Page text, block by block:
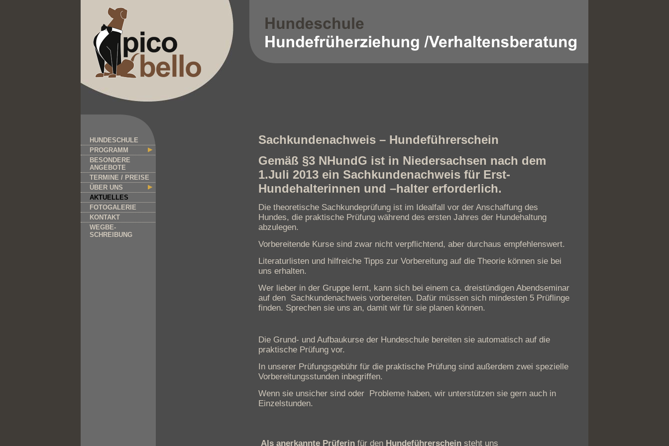
Sachkundenachweis – Hundeführerschein
Gemäß §3 NHundG ist in Niedersachsen nach dem
1.Juli 2013 ein Sachkundenachweis für Erst-
Hundehalterinnen und –halter erforderlich.
Die theoretische Sachkundeprüfung ist im Idealfall vor der Anschaffung des
Hundes, die praktische Prüfung während des ersten Jahres der Hundehaltung
abzulegen.
Vorbereitende Kurse sind zwar nicht verpflichtend, aber durchaus empfehlenswert.
Literaturlisten und hilfreiche Tipps zur Vorbereitung auf die Theorie können sie bei
uns erhalten.
Wer lieber in der Gruppe lernt, kann sich bei einem ca. dreistündigen Abendseminar
auf den Sachkundenachweis vorbereiten. Dafür müssen sich mindesten 5 Prüflinge
finden. Sprechen sie uns an, damit wir für sie planen können.
Die Grund- und Aufbaukurse der Hundeschule bereiten sie automatisch auf die
praktische Prüfung vor.
In unserer Prüfungsgebühr für die praktische Prüfung sind außerdem zwei spezielle
Vorbereitungsstunden inbegriffen.
Wenn sie unsicher sind oder Probleme haben, wir unterstützen sie gern auch in
Einzelstunden.
Als anerkannte Prüferin für den Hundeführerschein steht uns
HUNDESCHULE
PROGRAMM
BESONDERE
ANGEBOTE
TERMINE / PREISE
ÜBER UNS
AKTUELLES
FOTOGALERIE
KONTAKT
WEGBE-
SCHREIBUNG